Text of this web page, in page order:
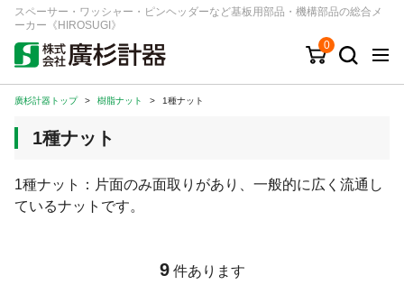
スペーサー・ワッシャー・ピンヘッダーなど基板用部品・機構部品の総合メ
ーカー《HIROSUGI》
0
キーワード 品番/シリーズ
商品カテゴリから探す
シリーズから探す
廣杉計器トップ > 樹脂ナット > 1種ナット
1種ナット
1種ナット：片面のみ面取りがあり、一般的に広く流通し
ているナットです。
9 件あります